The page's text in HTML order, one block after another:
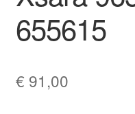
655615
€ 91,00